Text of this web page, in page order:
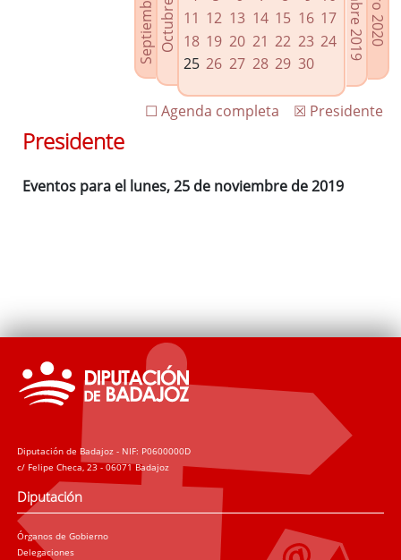
Agenda de Presidencia
Plenos provinciales y Juntas de gobierno
Oficina de Proyectos Europeos
11 12 13 14 15 16 17
18 19 20 21 22 23 24
25 26 27 28 29 30
☒ Presidente
☐ Agenda completa
Presidente
Eventos para el lunes, 25 de noviembre de 2019
Diputación de Badajoz - NIF: P0600000D
c/ Felipe Checa, 23 - 06071 Badajoz
Diputación
Órganos de Gobierno
Delegaciones